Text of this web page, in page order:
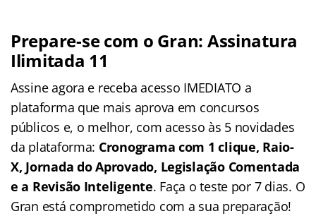
Prepare-se com o Gran: Assinatura
Ilimitada 11
Assine agora e receba acesso IMEDIATO a
plataforma que mais aprova em concursos
públicos e, o melhor, com acesso às 5 novidades
da plataforma: Cronograma com 1 clique, Raio-
X, Jornada do Aprovado, Legislação Comentada
e a Revisão Inteligente. Faça o teste por 7 dias. O
Gran está comprometido com a sua preparação!